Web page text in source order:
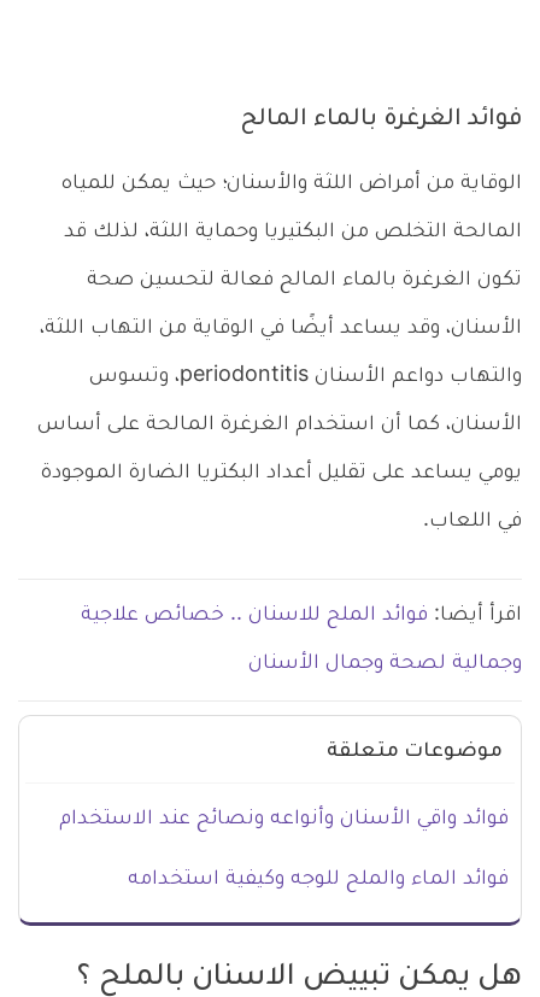
فوائد الغرغرة بالماء المالح
الوقاية من أمراض اللثة والأسنان؛ حيث يمكن للمياه
المالحة التخلص من البكتيريا وحماية اللثة، لذلك قد
تكون الغرغرة بالماء المالح فعالة لتحسين صحة
الأسنان، وقد يساعد أيضًا في الوقاية من التهاب اللثة،
والتهاب دواعم الأسنان periodontitis، وتسوس
الأسنان، كما أن استخدام الغرغرة المالحة على أساس
يومي يساعد على تقليل أعداد البكتريا الضارة الموجودة
في اللعاب.
اقرأ أيضا: فوائد الملح للاسنان .. خصائص علاجية
وجمالية لصحة وجمال الأسنان
موضوعات متعلقة
فوائد واقي الأسنان وأنواعه ونصائح عند الاستخدام
فوائد الماء والملح للوجه وكيفية استخدامه
هل يمكن تبييض الاسنان بالملح ؟